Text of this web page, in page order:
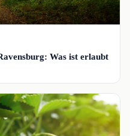
Was ist erlaubt